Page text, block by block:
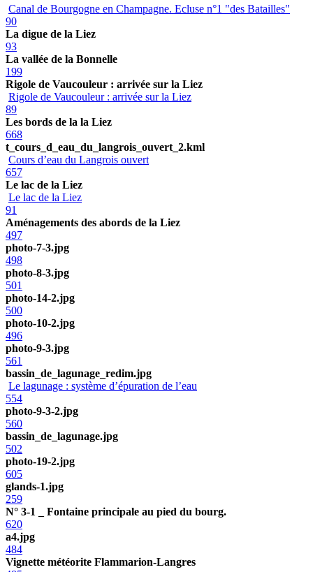
Canal de Bourgogne en Champagne. Ecluse n°1 "des Batailles"
90
La digue de la Liez
93
La vallée de la Bonnelle
199
Rigole de Vaucouleur : arrivée sur la Liez
Rigole de Vaucouleur : arrivée sur la Liez
89
Les bords de la la Liez
668
t_cours_d_eau_du_langrois_ouvert_2.kml
Cours d’eau du Langrois ouvert
657
Le lac de la Liez
Le lac de la Liez
91
Aménagements des abords de la Liez
497
photo-7-3.jpg
498
photo-8-3.jpg
501
photo-14-2.jpg
500
photo-10-2.jpg
496
photo-9-3.jpg
561
bassin_de_lagunage_redim.jpg
Le lagunage : système d’épuration de l’eau
554
photo-9-3-2.jpg
560
bassin_de_lagunage.jpg
502
photo-19-2.jpg
605
glands-1.jpg
259
N° 3-1 _ Fontaine principale au pied du bourg.
620
a4.jpg
484
Vignette météorite Flammarion-Langres